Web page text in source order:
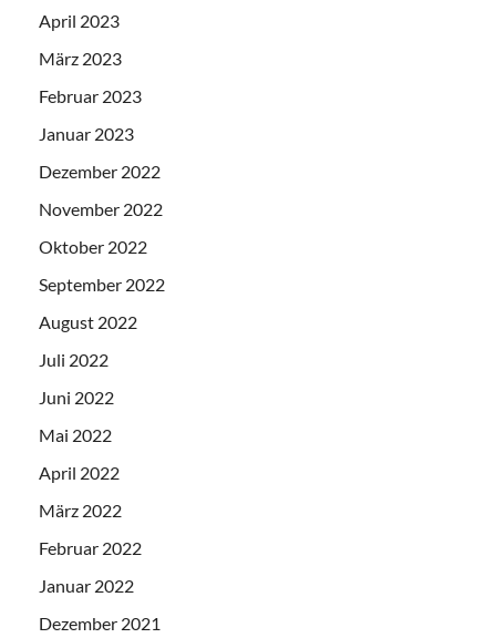
April 2023
März 2023
Februar 2023
Januar 2023
Dezember 2022
November 2022
Oktober 2022
September 2022
August 2022
Juli 2022
Juni 2022
Mai 2022
April 2022
März 2022
Februar 2022
Januar 2022
Dezember 2021